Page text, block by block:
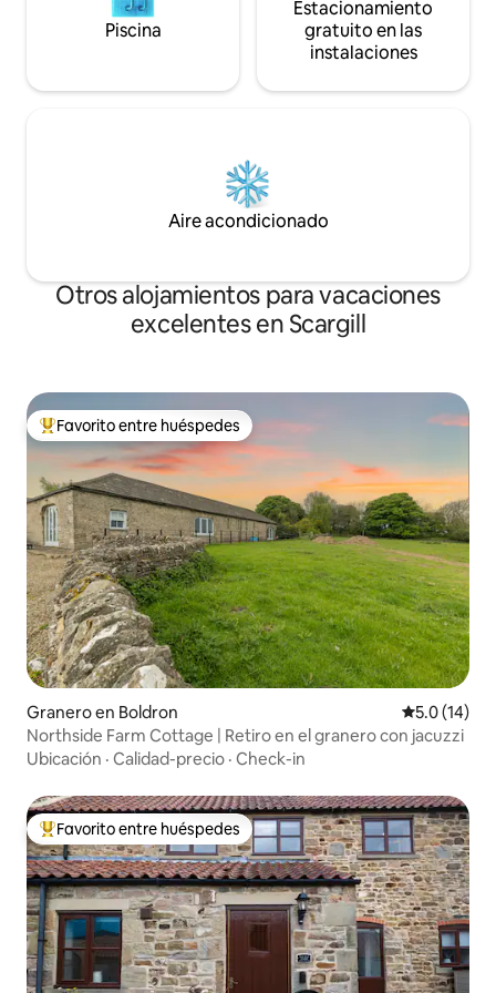
Piscina
Estacionamiento
gratuito en las
instalaciones
Aire acondicionado
Otros alojamientos para vacaciones
excelentes en Scargill
Favorito entre huéspedes preferido
Favorito entre huéspedes
Granero en Boldron Calificación
5.0 (14)
Northside Farm Cottage | Retiro en el granero con jacuzzi
Ubicación · Calidad-precio · Check-in
Favorito entre huéspedes preferido
Favorito entre huéspedes